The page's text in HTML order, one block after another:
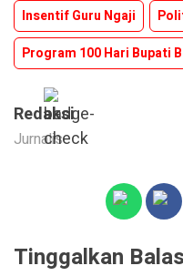
Insentif Guru Ngaji
Program 100 Hari Bupati
Redaksi
Jurnalis
Tinggalkan